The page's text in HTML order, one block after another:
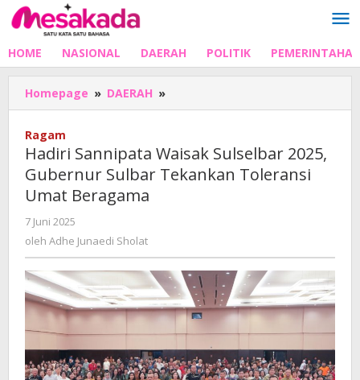
Lewati
ke
HOME NASIONAL DAERAH POLITIK
Homepage » DAERAH »
Sannipata
2025,
Gubernur
Beragama
Ragam
Hadiri Sannipata Waisak Sulselbar 2025,
Gubernur Sulbar Tekankan Toleransi
Umat Beragama
7 Juni 2025
oleh Adhe Junaedi Sholat